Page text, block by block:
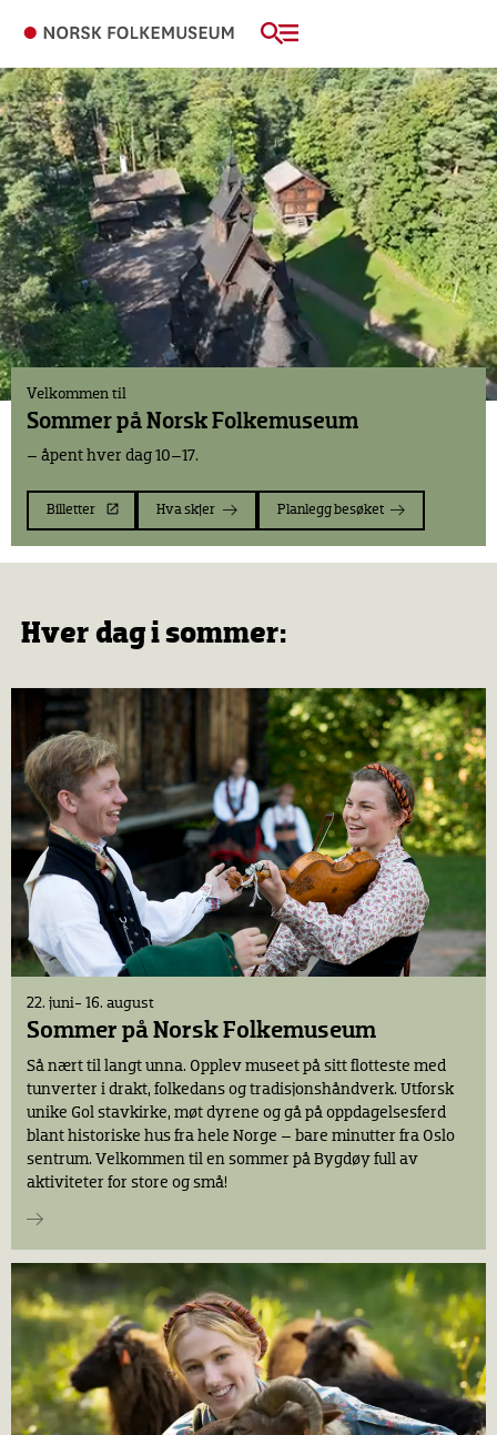
Velkommen til
Sommer påNorsk Folkemuseum
– åpent hver dag 10–17.
Billetter Hva skjer Planlegg besøket
Hver dag i sommer:
22. juni- 16. august
Sommer på Norsk Folkemuseum
Så nært til langt unna. Opplev museet på sitt flotteste med
tunverter i drakt, folkedans og tradisjonshåndverk. Utforsk
unike Gol stavkirke, møt dyrene og gå på oppdagelsesferd
blant historiske hus fra hele Norge – bare minutter fra Oslo
sentrum. Velkommen til en sommer på Bygdøy full av
aktiviteter for store og små!